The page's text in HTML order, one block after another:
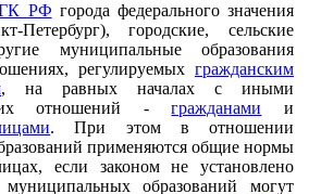
ГК РФ города федерального значения
городские, сельские
муниципальные образования
регулируемых гражданским
, на равных началах с иными
отношений -гражданами и
. При этом в отношении
применяются общие нормы
если законом не установлено
образований могут